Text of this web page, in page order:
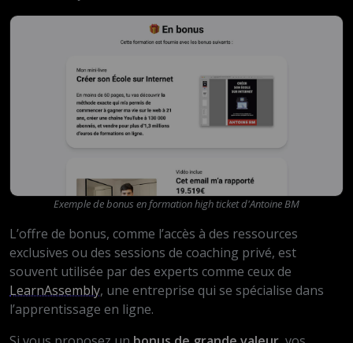
Exemple de bonus en formation high ticket d'Antoine BM
L’offre de bonus, comme l’accès à des ressources
exclusives ou des sessions de coaching privé, est
souvent utilisée par des experts comme ceux de
LearnAssembly, une entreprise qui se spécialise dans
l’apprentissage en ligne.